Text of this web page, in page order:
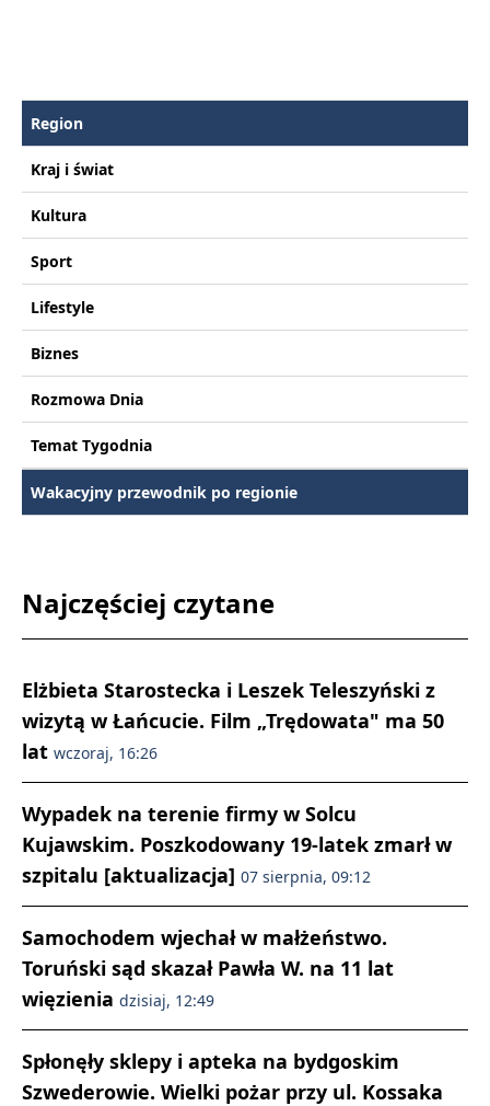
Region
Kraj i świat
Kultura
Sport
Lifestyle
Biznes
Rozmowa Dnia
Temat Tygodnia
Wakacyjny przewodnik po regionie
Najczęściej czytane
Elżbieta Starostecka i Leszek Teleszyński z
wizytą w Łańcucie. Film „Trędowata" ma 50
lat wczoraj, 16:26
Wypadek na terenie firmy w Solcu
Kujawskim. Poszkodowany 19-latek zmarł w
szpitalu [aktualizacja] 07 sierpnia, 09:12
Samochodem wjechał w małżeństwo.
Toruński sąd skazał Pawła W. na 11 lat
więzienia dzisiaj, 12:49
Spłonęły sklepy i apteka na bydgoskim
Szwederowie. Wielki pożar przy ul. Kossaka